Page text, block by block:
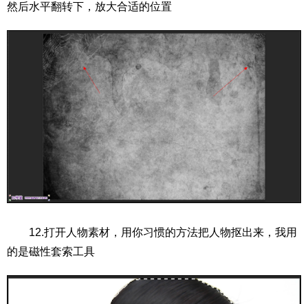
然后水平翻转下，放大合适的位置
12.打开人物素材，用你习惯的方法把人物抠出来，我用
的是磁性套索工具